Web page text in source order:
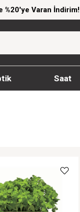
%20'ye Varan İndirim!
Saat